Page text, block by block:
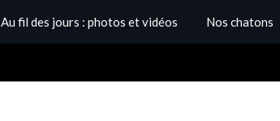
Au fil des jours : photos et vidéos Nos chatons